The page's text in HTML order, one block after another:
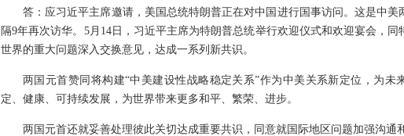
答：应习近平主席邀请，美国总统特朗普正在对中国进行国事访问。这是中
隔9年再次访华。5月14日，习近平主席为特朗普总统举行欢迎仪式和欢迎宴会，
世界的重大问题深入交换意见，达成一系列新共识。
两国元首赞同将构建“中美建设性战略稳定关系”作为中美关系新定位，为
定、健康、可持续发展，为世界带来更多和平、繁荣、进步。
两国元首还就妥善处理彼此关切达成重要共识，同意就国际地区问题加强沟通